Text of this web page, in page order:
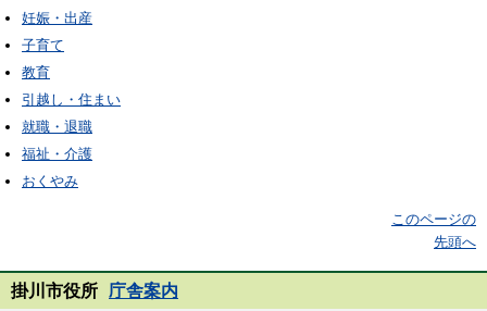
妊娠・出産
子育て
教育
引越し・住まい
就職・退職
福祉・介護
おくやみ
このページの
先頭へ
掛川市役所 庁舎案内